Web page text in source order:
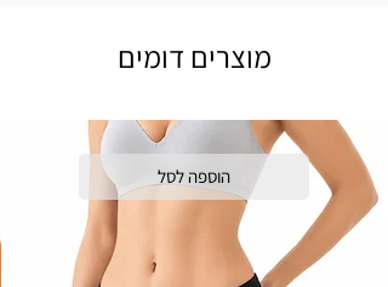
מוצרים דומים
הוספה לסל